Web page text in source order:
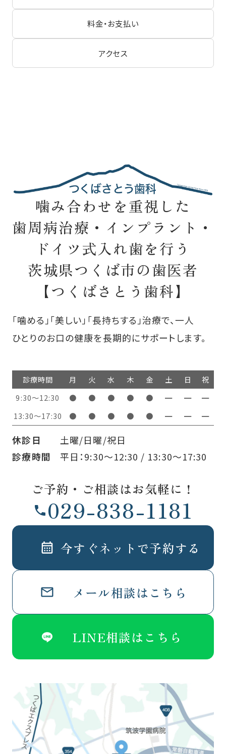
料金・お支払い
アクセス
噛み合わせを重視した
歯周病治療・インプラント・
ドイツ式入れ歯を行う
茨城県つくば市の歯医者
【つくばさとう歯科】
「噛める」「美しい」「長持ちする」治療で、一人
ひとりのお口の健康を長期的にサポートします。
診療時間 月 火 水 木 金 土 日
祝
9:30～12:30
● ● ● ● ● ━ ━
━
13:30〜17:30
● ● ● ● ● ━ ━ ━
休診日
土曜/日曜/祝日
診療時間
平日：9:30～12:30 / 13:30〜17:30
ご予約・ご相談はお気軽に！
029-838-1181
今すぐネットで予約する
メール相談はこちら
LINE相談はこちら